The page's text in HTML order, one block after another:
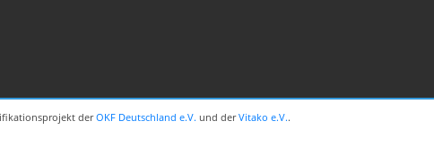
derOKF Deutschland e.V. und derVitako e.V..